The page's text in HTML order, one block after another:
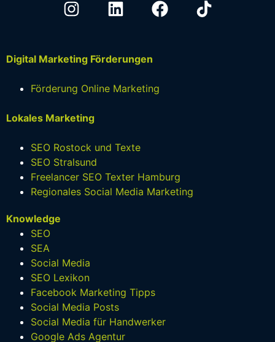
Digital Marketing Förderungen
Förderung Online Marketing
Lokales Marketing
SEO Rostock und Texte
SEO Stralsund
Freelancer SEO Texter Hamburg
Regionales Social Media Marketing
Knowledge
SEO
SEA
Social Media
SEO Lexikon
Facebook Marketing Tipps
Social Media Posts
Social Media für Handwerker
Google Ads Agentur